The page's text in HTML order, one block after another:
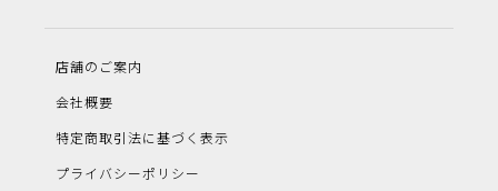
店舗のご案内
会社概要
特定商取引法に基づく表示
プライバシーポリシー